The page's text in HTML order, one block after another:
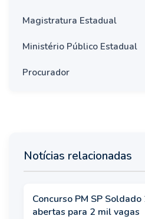
Magistratura Estadual
Ministério Público Estadual
Procurador
Notícias relacionadas
Concurso PM SP
abertas para 2 mil vagas